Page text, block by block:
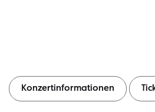
Konzertinformationen